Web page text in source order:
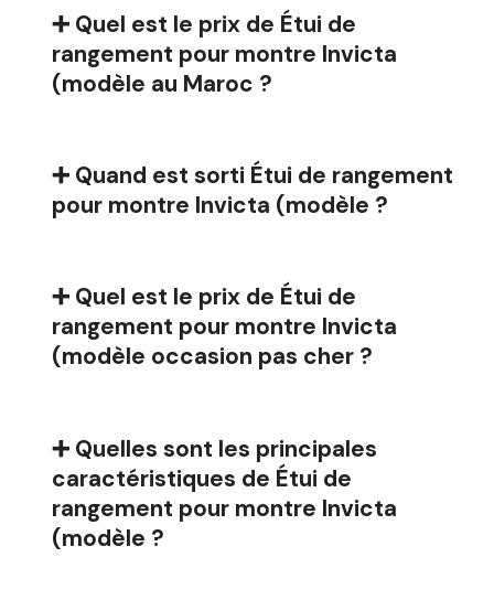
➕ Quel est le prix de Étui de
rangement pour montre Invicta
(modèle au Maroc ?
➕ Quand est sorti Étui de rangement
pour montre Invicta (modèle ?
➕ Quel est le prix de Étui de
rangement pour montre Invicta
(modèle occasion pas cher ?
➕ Quelles sont les principales
caractéristiques de Étui de
rangement pour montre Invicta
(modèle ?